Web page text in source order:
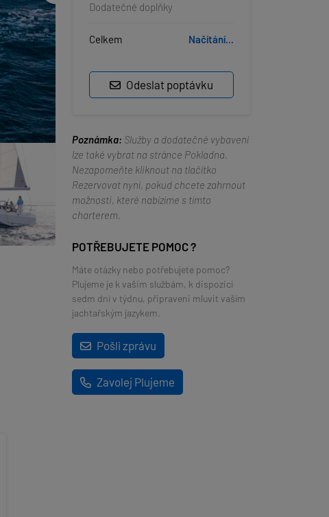
Dodatečné doplňky
Celkem Načítání...
Odeslat poptávku
Poznámka: Služby a dodatečné vybavení
lze také vybrat na stránce Pokladna.
Nezapomeňte kliknout na tlačítko
Rezervovat nyní, pokud chcete zahrnout
možnosti, které nabízíme s tímto
charterem.
POTŘEBUJETE POMOC ?
Máte otázky nebo potřebujete pomoc?
Plujeme je k vašim službám, k dispozici
sedm dní v týdnu, připraveni mluvit vaším
jachtařským jazykem.
Pošli zprávu
Zavolej Plujeme